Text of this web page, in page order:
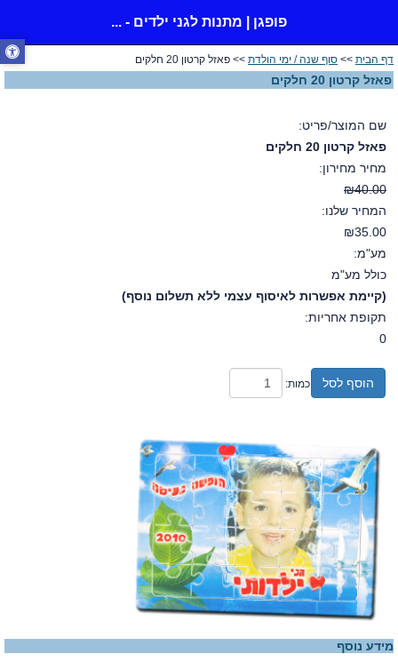
פופגן | מתנות לגני ילדים - ...
דף הבית >> סוף שנה / ימי הולדת >> פאזל קרטון 20 חלקים
פאזל קרטון 20 חלקים
שם המוצר/פריט:
פאזל קרטון 20 חלקים
מחיר מחירון:
₪40.00
המחיר שלנו:
₪35.00
מע"מ:
כולל מע"מ
(קיימת אפשרות לאיסוף עצמי ללא תשלום נוסף)
תקופת אחריות:
0
הוסף לסל כמות:
מידע נוסף